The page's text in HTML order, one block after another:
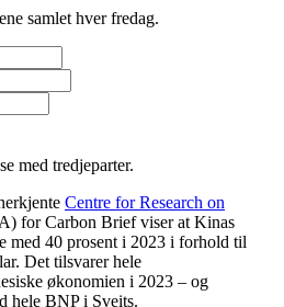
samlet hver fredag.
med tredjeparter.
Centre for Research on
for Carbon Brief viser at Kinas
med 40 prosent i 2023 i forhold til
Det tilsvarer hele
økonomien i 2023 – og
hele BNP i Sveits.